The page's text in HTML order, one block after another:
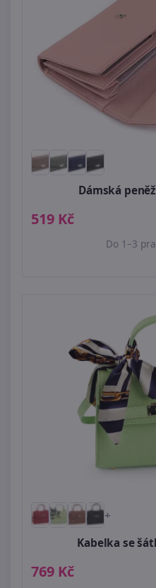
Dámská
519 Kč
Do 1–3
+
Kabelka se
769 Kč